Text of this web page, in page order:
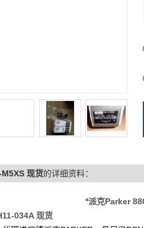
现货的详细资料：
*派克Parker
034A 现货